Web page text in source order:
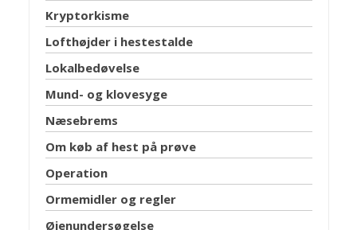
Kryptorkisme
Lofthøjder i hestestalde
Lokalbedøvelse
Mund- og klovesyge
Næsebrems
Om køb af hest på prøve
Operation
Ormemidler og regler
Øjenundersøgelse